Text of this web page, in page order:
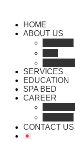
HOME
ABOUT US
SERVICES
EDUCATION
SPA BED
CAREER
CONTACT US